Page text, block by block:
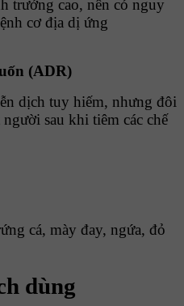
trưởng cao, nên có nguy
cơ địa dị ứng
(ADR)
dịch tuy hiếm, nhưng đôi
sau khi tiêm các chế
cá, mày đay, ngứa, đỏ
dùng